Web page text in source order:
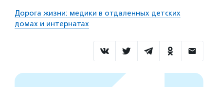
Дорога жизни: медики в отдаленных детских
домах и интернатах